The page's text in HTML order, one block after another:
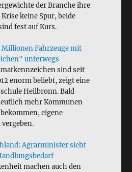
der Branche ihre
keine Spur, beide
fest auf Kurs.
Millionen Fahrzeuge mit
unterwegs
sind seit
enorm beliebt, zeigt eine
Heilbronn. Bald
mehr Kommunen
eigene
Agrarminister sieht
machen auch den